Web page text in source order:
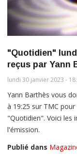
"Quotidien"
reçus par Yann
lundi 30 janvier 2023 -
Yann Barthès vous
à 19:25 sur TMC
"Quotidien". Voici les
l'émission.
Publié dans